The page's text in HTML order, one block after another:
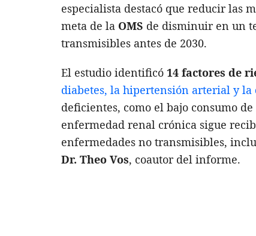
especialista destacó que reducir las
meta de la OMS de disminuir en un
transmisibles antes de 2030.
El estudio identificó 14 factores de
diabetes, la hipertensión arterial y la
deficientes, como el bajo consumo
enfermedad renal crónica sigue
enfermedades no transmisibles,
Dr. Theo Vos, coautor del informe.